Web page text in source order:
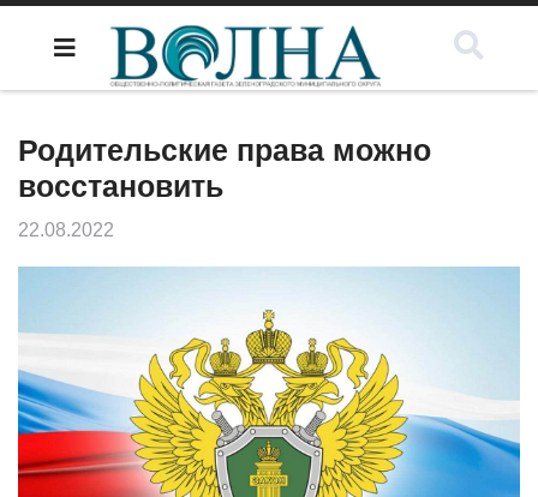
Родительские права можно
восстановить
22.08.2022